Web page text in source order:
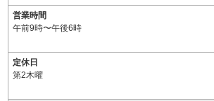
営業時間
午前9時〜午後6時
定休日
第2木曜